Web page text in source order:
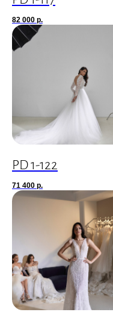
82 000 р.
PD 1-122
71 400 р.